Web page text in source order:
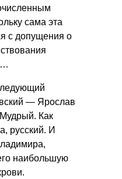
сама эта
с допущения о
— Ярослав
Как
русский. И
наибольшую